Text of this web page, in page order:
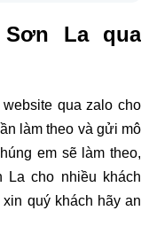
La qua
qua zalo cho
làm theo và gửi mô
em sẽ làm theo,
La cho nhiều khách
quý khách hãy an